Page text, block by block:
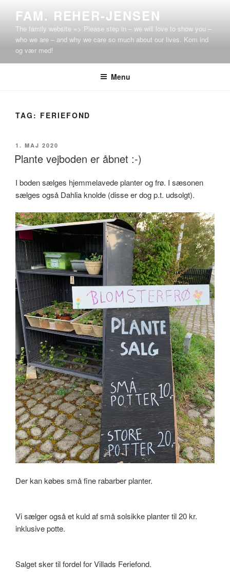
indhold
FAM. REHER-JENSEN
The family website => Please step in – we will love to show you –
who we are – and why we care so much about our lives. Kom ind
og vær med!
Menu
TAG: FERIEFOND
UDGIVET
DEN
1. MAJ 2020
Plante vejboden er åbnet :-)
I boden sælges hjemmelavede planter og frø. I sæsonen
sælges også Dahlia knolde (disse er dog p.t. udsolgt).
Der kan købes små fine rabarber planter.
Vi sælger også et kuld af små solsikke planter til 20 kr.
inklusive potte.
Salget sker til fordel for Villads Feriefond.